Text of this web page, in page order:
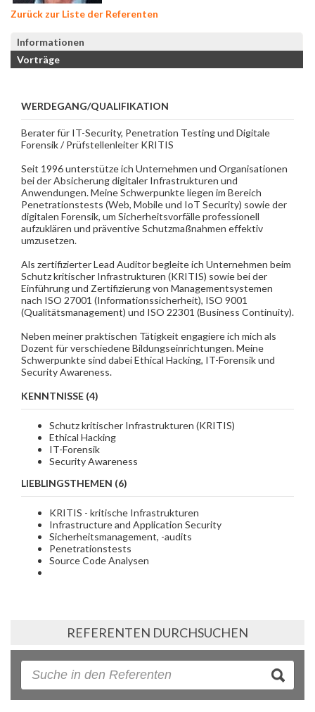
Zurück zur Liste der Referenten
Informationen
Vorträge
WERDEGANG/QUALIFIKATION
Berater für IT-Security, Penetration Testing und Digitale
Forensik / Prüfstellenleiter KRITIS
Seit 1996 unterstütze ich Unternehmen und Organisationen
bei der Absicherung digitaler Infrastrukturen und
Anwendungen. Meine Schwerpunkte liegen im Bereich
Penetrationstests (Web, Mobile und IoT Security) sowie der
digitalen Forensik, um Sicherheitsvorfälle professionell
aufzuklären und präventive Schutzmaßnahmen effektiv
umzusetzen.
Als zertifizierter Lead Auditor begleite ich Unternehmen beim
Schutz kritischer Infrastrukturen (KRITIS) sowie bei der
Einführung und Zertifizierung von Managementsystemen
nach ISO 27001 (Informationssicherheit), ISO 9001
(Qualitätsmanagement) und ISO 22301 (Business Continuity).
Neben meiner praktischen Tätigkeit engagiere ich mich als
Dozent für verschiedene Bildungseinrichtungen. Meine
Schwerpunkte sind dabei Ethical Hacking, IT-Forensik und
Security Awareness.
KENNTNISSE (4)
Schutz kritischer Infrastrukturen (KRITIS)
Ethical Hacking
IT-Forensik
Security Awareness
LIEBLINGSTHEMEN (6)
KRITIS - kritische Infrastrukturen
Infrastructure and Application Security
Sicherheitsmanagement, -audits
Penetrationstests
Source Code Analysen
REFERENTEN DURCHSUCHEN